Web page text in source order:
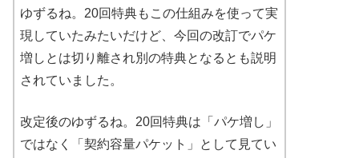
ゆずるね。20回特典もこの仕組みを使って実
現していたみたいだけど、今回の改訂でパケ
増しとは切り離され別の特典となるとも説明
されていました。
改定後のゆずるね。20回特典は「パケ増し」
ではなく「契約容量パケット」として見てい